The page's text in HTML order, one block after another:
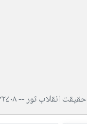
حقیقت انقلاب ثور -- ۴۲۷۰۸